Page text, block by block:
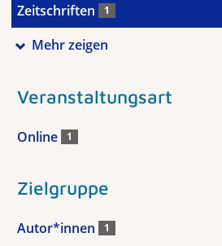
Zeitschriften 1
Mehr zeigen
Veranstaltungsart
Online 1
Zielgruppe
Autor*innen 1